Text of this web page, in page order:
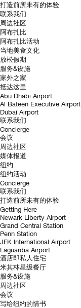
打造前所未有的体验
联系我们
周边社区
阿布扎比
阿布扎比活动
当地美食文化
放松假期
服务&设施
家外之家
抵达这里
Abu Dhabi Airport
Al Bateen Executive Airport
Dubai Airport
联系我们
Concierge
会议
周边社区
媒体报道
纽约
纽约活动
Concierge
联系我们
打造前所未有的体验
Getting Here
Newark Liberty Airport
Grand Central Station
Penn Station
JFK International Airport
Laguardia Airport
酒店即私人住宅
米其林星级餐厅
服务&设施
周边社区
会议
写给纽约的情书